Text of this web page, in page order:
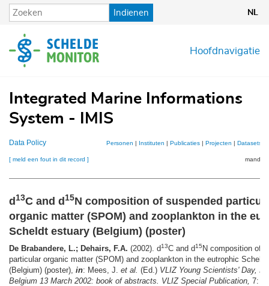
Overslaan
en
de
inhoud
Indienen NL
Hoofdnavigatie
Integrated Marine Informations
System - IMIS
Data Policy Personen | Instituten | Publicaties| Projecten | Datasets
[ meld een fout in dit record ] mandje
d13C and d15N composition of suspended
organic matter (SPOM) and zooplankton in the
Scheldt estuary (Belgium) (poster)
De Brabandere, L.; Dehairs, F.A. (2002). d13C and d15N composition of
particular organic matter (SPOM) and zooplankton in the eutrophic
(Belgium) (poster), in: Mees, J. et al. (Ed.) VLIZ Young Scientists' Day,
Belgium 13 March 2002: book of abstracts. VLIZ Special Publication, 7: